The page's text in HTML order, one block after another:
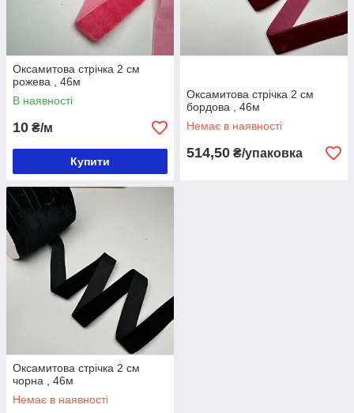
Оксамитова стрічка 2 см
рожева , 46м
В наявності
10 ₴/м
Купити
Оксамитова стрічка 2 см
бордова , 46м
Немає в наявності
514,50 ₴/упаковка
Оксамитова стрічка 2 см
чорна , 46м
Немає в наявності